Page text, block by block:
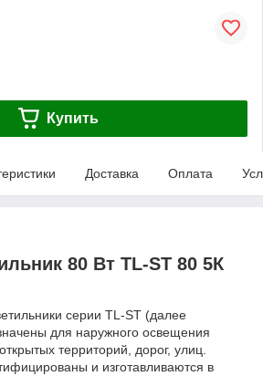
Купить
Доставка Оплата
80 Вт TL-ST 80 5К
серии TL-ST (далее
для наружного освещения
территорий, дорог, улиц.
и изготавливаются в